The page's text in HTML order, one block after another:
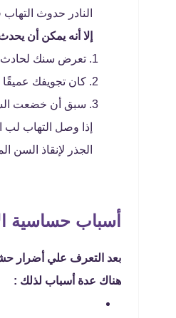
النادر حدوث
إلا أنه يمكن أن
تعرض سنك لحادث
كان تجويفك عميقًا
سبق أن خضعت
إذا وصل التهاب لب
الجذر لإنقاذ
أسباب حساسية
بعد التعرف علي أضرار
هناك عدة أسباب لذلك :